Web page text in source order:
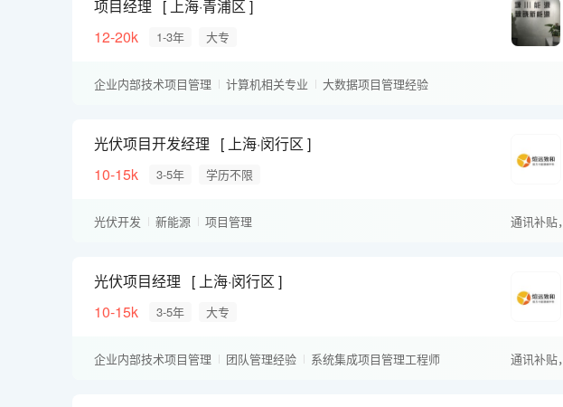
项目经理
上海·青浦区
12-20k
1-3年 大专
企业内部技术项目管理 计算机相关专业
大数据项目管理经验
光伏项目开发经理
上海·闵行区
10-15k
3-5年 学历不限
光伏开发 新能源 项目管理 通讯补贴，
光伏项目经理
上海·闵行区
10-15k
3-5年 大专
企业内部技术项目管理 团队管理经验 系统集成项目管理工程师 通讯补贴，